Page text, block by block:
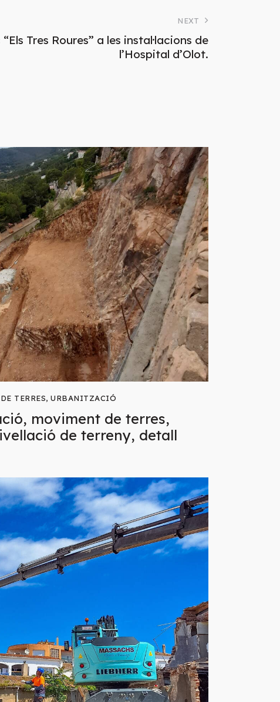
NEXT
Tres Roures” a les instal·lacions de
l’Hospital d’Olot.
TERRES, URBANITZACIÓ
moviment de terres,
de terreny, detall